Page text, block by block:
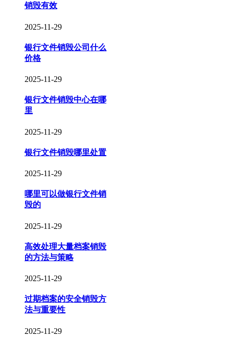
销毁有效
2025-11-29
银行文件销毁公司什么
价格
2025-11-29
银行文件销毁中心在哪
里
2025-11-29
银行文件销毁哪里处置
2025-11-29
哪里可以做银行文件销
毁的
2025-11-29
高效处理大量档案销毁
的方法与策略
2025-11-29
过期档案的安全销毁方
法与重要性
2025-11-29